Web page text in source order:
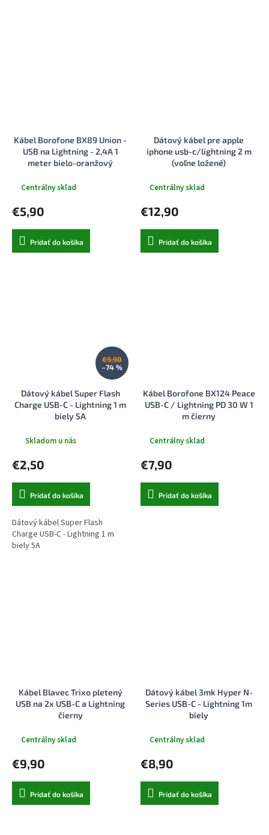
Kábel Borofone BX89 Union -
USB na Lightning - 2,4A 1
meter bielo-oranžový
Centrálny sklad
€5,90
Pridať do košíka
Dátový kábel pre apple
iphone usb-c/lightning 2 m
(voľne ložené)
Centrálny sklad
€12,90
Pridať do košíka
€9,90
–74 %
Dátový kábel Super Flash
Charge USB-C - Lightning 1 m
biely 5A
Skladom u nás
€2,50
Pridať do košíka
Dátový kábel Super Flash
Charge USB-C - Lightning 1 m
biely 5A
Kábel Borofone BX124 Peace
USB-C / Lightning PD 30 W 1
m čierny
Centrálny sklad
€7,90
Pridať do košíka
Kábel Blavec Trixo pletený
USB na 2x USB-C a Lightning
čierny
Centrálny sklad
€9,90
Pridať do košíka
Dátový kábel 3mk Hyper N-
Series USB-C - Lightning 1m
biely
Centrálny sklad
€8,90
Pridať do košíka